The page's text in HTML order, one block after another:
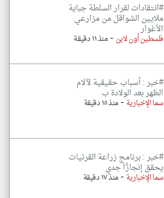
#انتقادات لقرار السلطة جباية
ملايين الشواقل من مزارعي
الأغوار
فلسطين أون لاين -منذ ١١ دقيقة
#خبر : أسباب حقيقية لآلام
الظهر بعد الولادة ب
سما الإخبارية-منذ ١٥ دقيقة
#خبر : برنامج زراعة القرنيات
يحقق إنجازًا جدي
سما الإخبارية-منذ ١٧ دقيقة